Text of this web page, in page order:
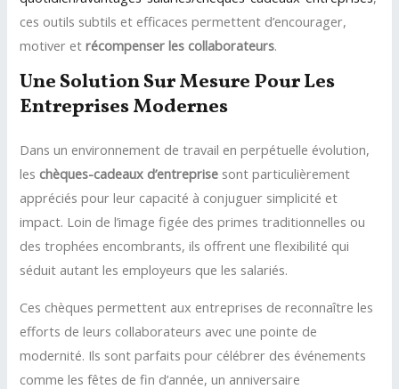
ces outils subtils et efficaces permettent d’encourager,
motiver etrécompenser les collaborateurs.
Une Solution Sur Mesure Pour Les
Entreprises Modernes
Dans un environnement de travail en perpétuelle évolution,
les chèques-cadeaux d’entreprise sont particulièrement
appréciés pour leur capacité à conjuguer simplicité et
impact. Loin de l’image figée des primes traditionnelles ou
des trophées encombrants, ils offrent une flexibilité qui
séduit autant les employeurs que les salariés.
Ces chèques permettent aux entreprises de reconnaître les
efforts de leurs collaborateurs avec une pointe de
modernité. Ils sont parfaits pour célébrer des événements
comme les fêtes de fin d’année, un anniversaire